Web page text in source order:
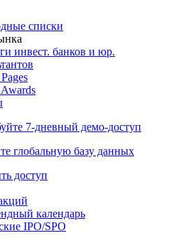
ask
списки
инвест. банков и юр.
7-дневный
глобальную базу данных
доступ